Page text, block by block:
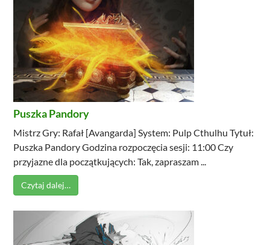
Puszka Pandory
Mistrz Gry: Rafał [Avangarda] System: Pulp Cthulhu Tytuł:
Puszka Pandory Godzina rozpoczęcia sesji: 11:00 Czy
przyjazne dla początkujących: Tak, zapraszam ...
Czytaj dalej…